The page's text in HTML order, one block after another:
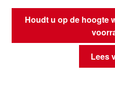
Houdt u op de hoogte
Lees